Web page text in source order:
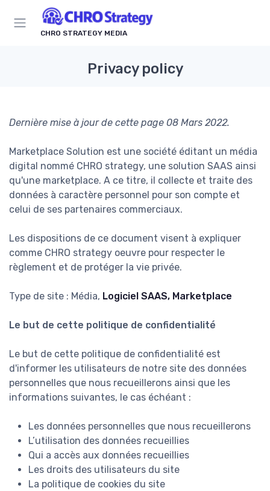
CHRO STRATEGY MEDIA
Privacy policy
Dernière mise à jour de cette page 08 Mars 2022.
Marketplace Solution est une société éditant un média
digital nommé CHRO strategy, une solution SAAS ainsi
qu'une marketplace. A ce titre, il collecte et traite des
données à caractère personnel pour son compte et
celui de ses partenaires commerciaux.
Les dispositions de ce document visent à expliquer
comme CHRO strategy oeuvre pour respecter le
règlement et de protéger la vie privée.
Type de site : Média, Logiciel SAAS, Marketplace
Le but de cette politique de confidentialité
Le but de cette politique de confidentialité est
d'informer les utilisateurs de notre site des données
personnelles que nous recueillerons ainsi que les
informations suivantes, le cas échéant :
Les données personnelles que nous recueillerons
L’utilisation des données recueillies
Qui a accès aux données recueillies
Les droits des utilisateurs du site
La politique de cookies du site